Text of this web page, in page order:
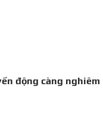
động càng nghiêm